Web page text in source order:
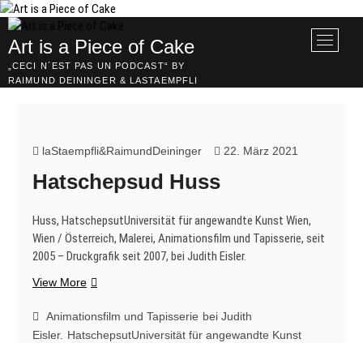
Skip
to
content
Art is a Piece of Cake
„CECI N´EST PAS UN PODCAST“ BY
RAIMUND DEININGER & LASTAEMPFLI
M
e
u
laStaempfli&RaimundDeininger 22. März 2021
Hatschepsud Huss
Huss, HatschepsutUniversität für angewandte Kunst Wien,
Wien / Österreich, Malerei, Animationsfilm und Tapisserie, seit
2005 – Druckgrafik seit 2007, bei Judith Eisler.
View MoreHatschepsud
Animationsfilm und Tapisserie bei Judith
Eisler. HatschepsutUniversität für angewandte Kunst